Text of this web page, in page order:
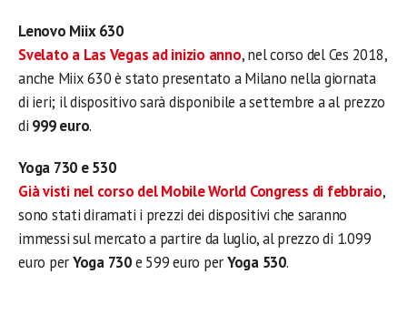
Lenovo Miix 630
Svelato a Las Vegas ad inizio anno, nel corso del Ces 2018,
anche Miix 630 è stato presentato a Milano nella giornata
di ieri; il dispositivo sarà disponibile a settembre a al prezzo
di 999 euro.
Yoga 730 e 530
Già visti nel corso del Mobile World Congress di febbraio,
sono stati diramati i prezzi dei dispositivi che saranno
immessi sul mercato a partire da luglio, al prezzo di 1.099
euro perYoga 730e 599 euro perYoga 530.